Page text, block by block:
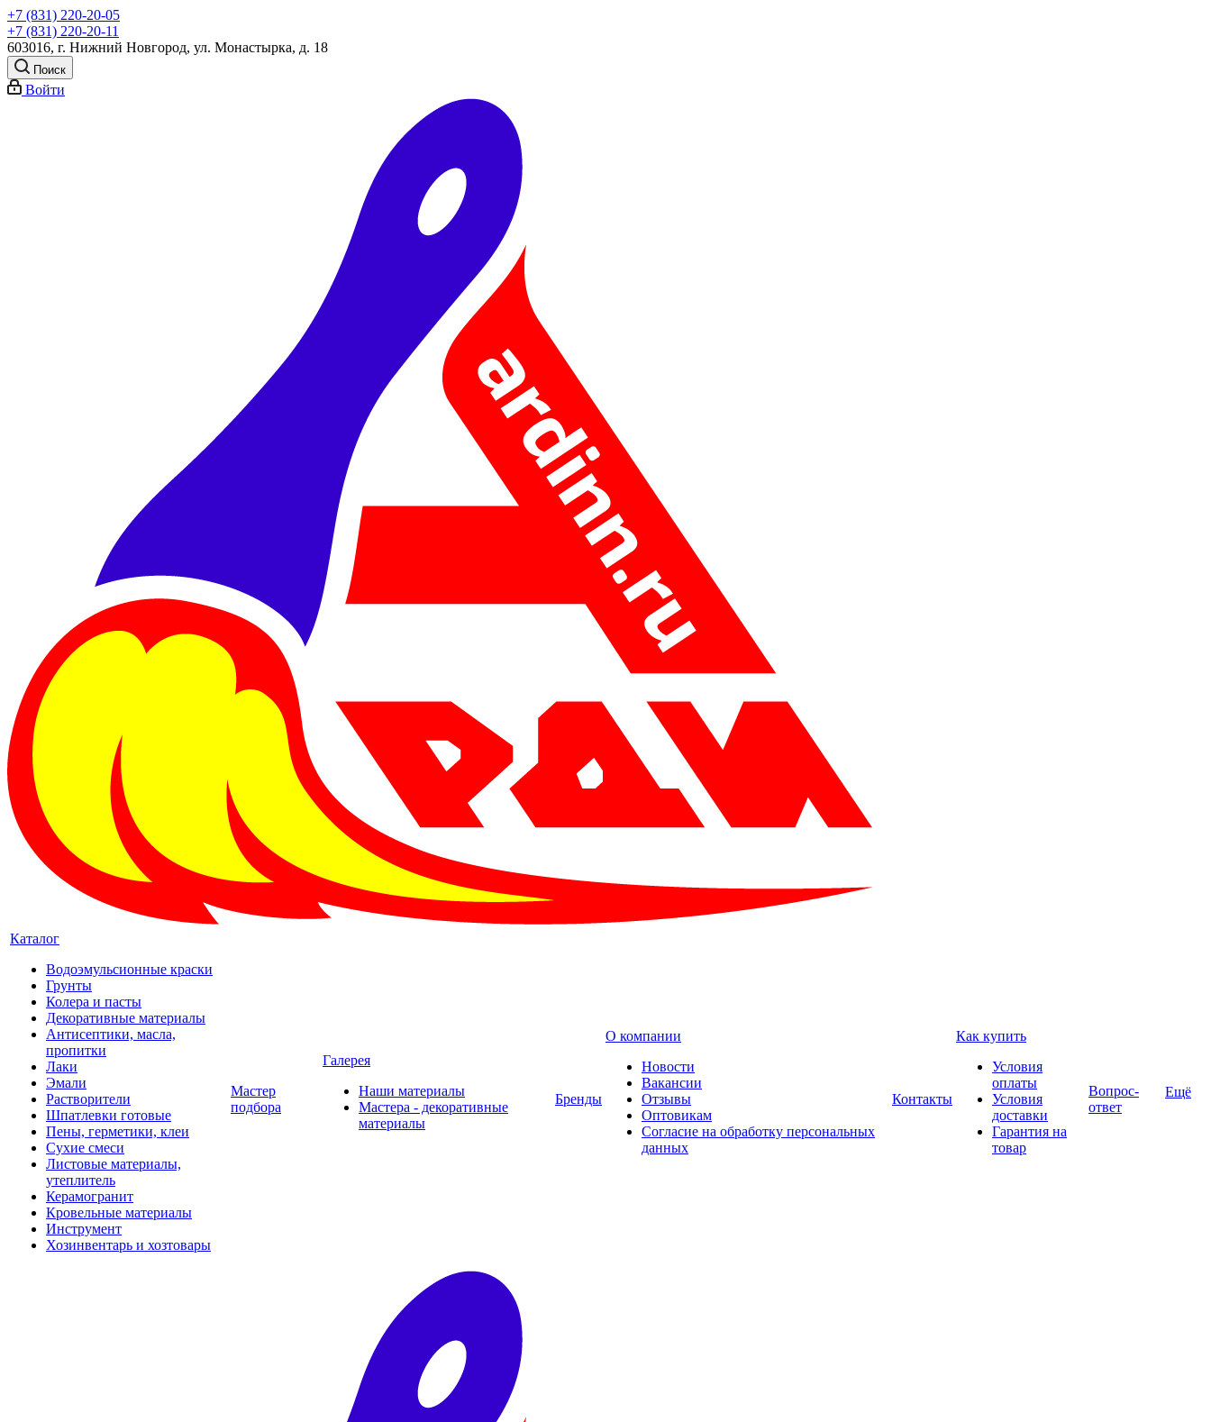
+7 (831) 220-20-05
+7 (831) 220-20-11
603016, г. Нижний Новгород, ул. Монастырка, д. 18
Поиск
Войти
Каталог
Водоэмульсионные краски
Грунты
Колера и пасты
Декоративные материалы
Антисептики, масла,
пропитки
Лаки
Эмали
Растворители
Шпатлевки готовые
Пены, герметики, клеи
Сухие смеси
Листовые материалы,
утеплитель
Керамогранит
Кровельные материалы
Инструмент
Хозинвентарь и хозтовары
Мастер
подбора
Галерея
Наши материалы
Мастера - декоративные
материалы
Бренды
О компании
Новости
Вакансии
Отзывы
Оптовикам
Cогласие на обработку персональных
данных
Контакты
Как купить
Условия
оплаты
Условия
доставки
Гарантия на
товар
Вопрос-
ответ
Ещё